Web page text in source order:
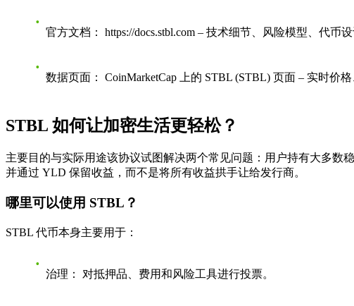
官方文档： https://docs.stbl.com – 技术细节、风险模型、代币设
数据页面： CoinMarketCap 上的 STBL (STBL) 页面 – 实时价格
STBL 如何让加密生活更轻松？
主要目的与实际用途该协议试图解决两个常见问题：用户持有大多数
并通过 YLD 保留收益，而不是将所有收益拱手让给发行商。
哪里可以使用 STBL？
STBL 代币本身主要用于：
治理： 对抵押品、费用和风险工具进行投票。